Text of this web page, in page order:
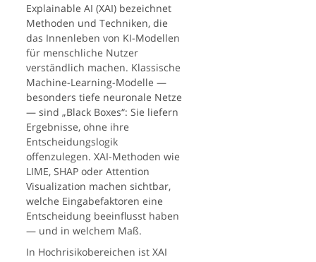
Explainable AI (XAI) bezeichnet
Methoden und Techniken, die
das Innenleben von KI-Modellen
für menschliche Nutzer
verständlich machen. Klassische
Machine-Learning-Modelle —
besonders tiefe neuronale Netze
— sind „Black Boxes“: Sie liefern
Ergebnisse, ohne ihre
Entscheidungslogik
offenzulegen. XAI-Methoden wie
LIME, SHAP oder Attention
Visualization machen sichtbar,
welche Eingabefaktoren eine
Entscheidung beeinflusst haben
— und in welchem Maß.
In Hochrisikobereichen ist XAI